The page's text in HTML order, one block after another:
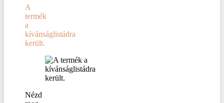
A
termék
a
kívánságlistádra
került.
Nézd